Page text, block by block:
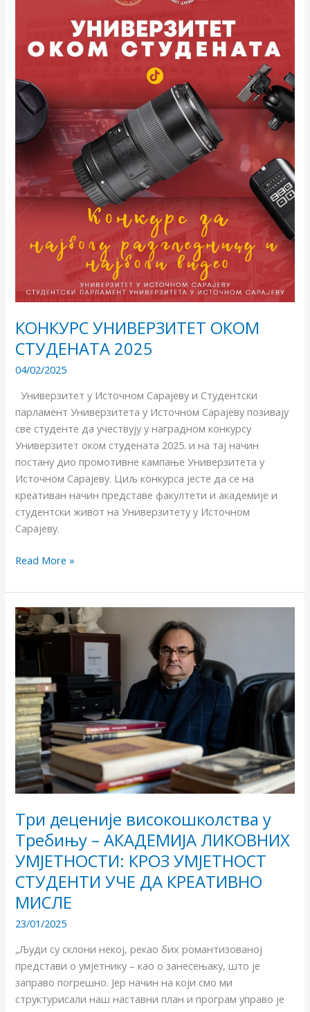
КOНКУРС УНИВЕРЗИТЕТ ОКОМ
СТУДЕНАТА 2025
04/02/2025
Универзитет у Источном Сарајеву и Студентски
парламент Универзитета у Источном Сарајеву позивају
све студенте да учествују у наградном конкурсу
Универзитет оком студената 2025. и на тај начин
постану дио промотивне кампање Универзитета у
Источном Сарајеву. Циљ конкурса јесте да се на
креативан начин представе факултети и академије и
студентски живот на Универзитету у Источном
Сарајеву.
Read More »
Три деценије високошколства у
Требињу – АКАДЕМИЈА ЛИКОВНИХ
УМЈЕТНОСТИ: КРОЗ УМЈЕТНОСТ
СТУДЕНТИ УЧЕ ДА КРЕАТИВНО
МИСЛЕ
23/01/2025
„Људи су склони некој, рекао бих романтизованој
представи о умјетнику – као о занесењаку, што је
заправо погрешно. Јер начин на који смо ми
структурисали наш наставни план и програм управо је
Три
деценије
високошколства
Требињу
–
АКАДЕМИЈА
ЛИКОВНИХ
УМЈЕТНОСТИ:
КРОЗ
УМЈЕТНОСТ
СТУДЕНТИ
УЧЕ
ДА
КРЕАТИВНО
МИСЛЕ